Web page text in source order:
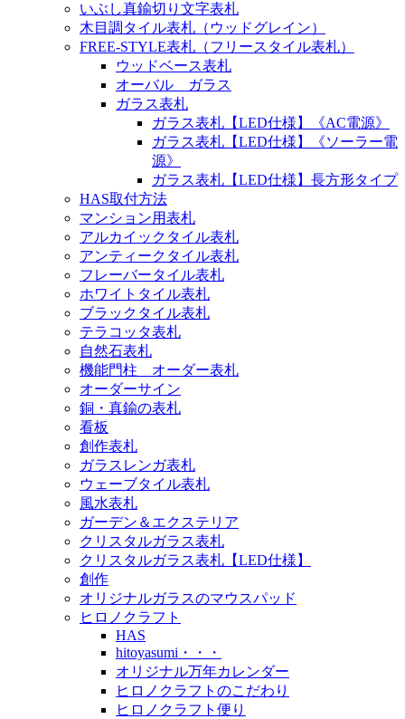
いぶし真鍮切り文字表札
木目調タイル表札（ウッドグレイン）
FREE-STYLE表札（フリースタイル表札）
ウッドベース表札
オーバル ガラス
ガラス表札
ガラス表札【LED仕様】《AC電源》
ガラス表札【LED仕様】《ソーラー電
源》
ガラス表札【LED仕様】長方形タイプ
HAS取付方法
マンション用表札
アルカイックタイル表札
アンティークタイル表札
フレーバータイル表札
ホワイトタイル表札
ブラックタイル表札
テラコッタ表札
自然石表札
機能門柱 オーダー表札
オーダーサイン
銅・真鍮の表札
看板
創作表札
ガラスレンガ表札
ウェーブタイル表札
風水表札
ガーデン＆エクステリア
クリスタルガラス表札
クリスタルガラス表札【LED仕様】
創作
オリジナルガラスのマウスパッド
ヒロノクラフト
HAS
hitoyasumi・・・
オリジナル万年カレンダー
ヒロノクラフトのこだわり
ヒロノクラフト便り